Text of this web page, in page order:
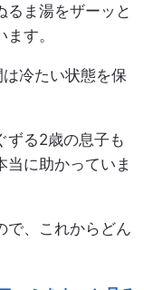
るま湯をザーッと
す。
冷たい状態を保
ずる2歳の息子も
に助かっていま
で、これからどん